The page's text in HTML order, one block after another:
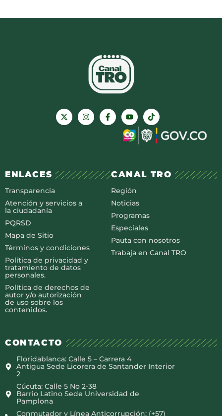
ENLACES
Transparencia
Atención y servicios a
la ciudadanía
PQRSD
Mapa de Sitio
Términos y condiciones
Política de privacidad y
tratamiento de datos
personales.
Política de derechos de
autor y/o autorización
de uso sobre los
contenidos.
CANAL TRO
Región
Noticias
Programas
Especiales
Pauta con nosotros
Trabaja en Canal TRO
CONTACTO
Floridablanca: Calle 5 – Carrera 4
Antigua Sede Licorera de Santander Interior
2
Cúcuta: Calle 5 No 2-38
Barrio Latino Sede Universidad de
Pamplona
Conmutador y Línea Anticorrupción: (+57)